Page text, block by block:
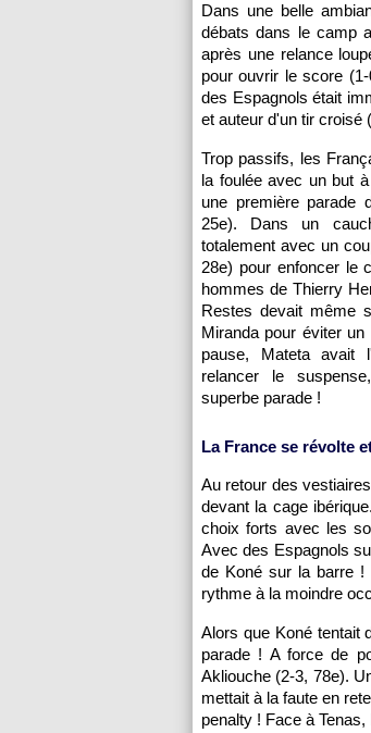
Dans une belle
débats dans le camp
après une relance
pour ouvrir le score
des Espagnols était
et auteur d'un tir croisé
Trop passifs, les
la foulée avec un but
une première parade
25e). Dans un
totalement avec un
28e) pour enfoncer le
hommes de Thierry
Restes devait même
Miranda pour éviter
pause, Mateta avait
relancer le
superbe parade !
La France se révolte
Au retour des
devant la cage
choix forts avec les
Avec des Espagnols
de Koné sur la barre !
rythme à la moindre
Alors que Koné tentait
parade ! A force de
Akliouche (2-3, 78e).
mettait à la faute en
penalty ! Face à